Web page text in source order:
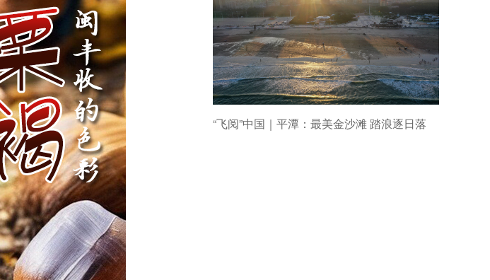
“飞阅”中国｜平潭：最美金沙滩 踏浪逐日落